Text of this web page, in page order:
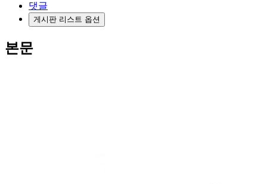
댓글
게시판 리스트 옵션
본문